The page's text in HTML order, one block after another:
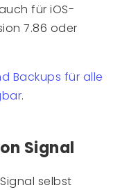
für iOS-
7.86 oder
Backups für alle
.
Signal
selbst